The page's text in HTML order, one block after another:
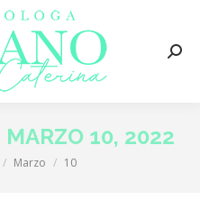
MARZO 10, 2022
Marzo 10